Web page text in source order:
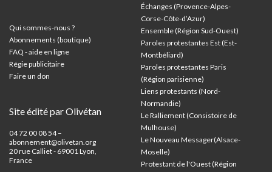
Qui sommes-nous ?
Abonnements (boutique)
FAQ - aide en ligne
Régie publicitaire
Faire un don
Site édité par Olivétan
04 72 00 08 54 –
abonnement@olivetan.org
20 rue Calliet - 69001 Lyon,
France
Échanges (Provence-Alpes-
Corse-Côte-d’Azur)
Ensemble (Région Sud-Ouest)
Paroles protestantes Est (Est-
Montbéliard)
Paroles protestantes Paris
(Région parisienne)
Liens protestants (Nord-
Normandie)
Le Ralliement (Consistoire de
Mulhouse)
Le Nouveau Messager(Alsace-
Moselle)
Protestant de l'Ouest (Région